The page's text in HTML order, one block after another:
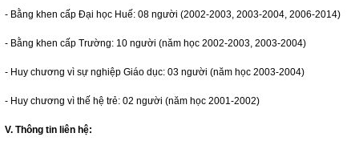
- Bằng khen cấp Đại học Huế: 08 người (2002-2003, 2003-2004, 2006-2014)
- Bằng khen cấp Trường: 10 người (năm học 2002-2003, 2003-2004)
- Huy chương vì sự nghiệp Giáo dục: 03 người (năm học 2003-2004)
- Huy chương vì thế hệ trẻ: 02 người (năm học 2001-2002)
V. Thông tin liên hệ: